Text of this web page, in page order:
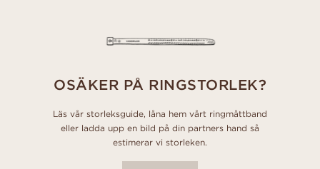
OSÄKER PÅ RINGSTORLEK?
Läs vår storleksguide, låna hem vårt ringmåttband
eller ladda upp en bild på din partners hand så
estimerar vi storleken.